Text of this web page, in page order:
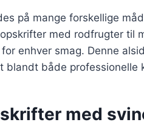
på mange forskellige
med rodfrugter til
enhver smag. Denne
både professionelle
med